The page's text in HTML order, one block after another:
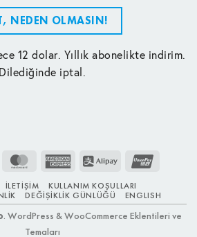
NEDEN OLMASIN!
12 dolar. Yıllık abonelikte indirim.
Dilediğinde iptal.
Visa MasterCardAmerican
Alipay
İLETIŞIM
KULLANIM KOŞULLARI
DEĞIŞIKLIK GÜNLÜĞÜ ENGLISH
. WordPress & WooCommerce Eklentileri ve
Temaları